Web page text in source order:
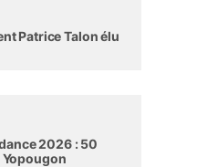
Patrice Talon élu
2026 : 50